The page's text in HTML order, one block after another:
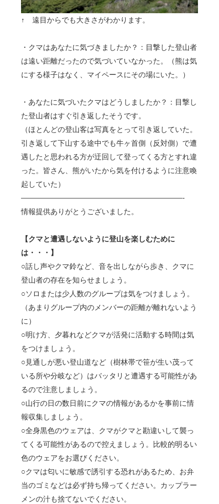
↑ 遠目からでも大きさがわかります。
・クマはあなたに気づきましたか？：目撃した登山者
は遠い距離だったので気づいていなかった。（熊は気
にする様子はなく、マイペースにその場にいた。）
・あなたに気づいたクマはどうしましたか？：目撃し
た登山者はすぐ引き返したそうです。
（ほとんどの登山客は写真をとって引き返していた。
引き返して下山する途中でも牛ヶ首側（反対側）で遭
遇したと思われる方が迂回して登ってくる方とすれ違
った。皆さん、熊がいたから気を付けるように注意喚
起していた）
——————————————————————-
情報提供ありがとうございました。
【クマと遭遇しないように登山を楽しむために
は・・・】
○話し声やクマ鈴など、音を出しながら歩き、クマに
登山者の存在を知らせましょう。
○ソロまたは少人数のグループは気をつけましょう。
（あまりグループ内のメンバーの距離が離れないよう
に）
○明け方、夕暮れなどクマが活発に活動する時間は気
をつけましょう。
○見通しが悪い登山道など（樹林帯で笹が生い茂って
いる所や分岐など）はバッタリと遭遇する可能性があ
るので注意しましょう。
○山行の日の数日前にクマの情報があるかを事前に情
報収集しましょう。
○全身黒色のウェアは、クマがクマと勘違いして襲っ
てくる可能性があるので控えましょう。比較的明るい
色のウェアをお選びください。
○クマは匂いに敏感で誘引する恐れがあるため、お弁
当のゴミなどは必ず持ち帰ってください。カップラー
メンの汁も捨てないでください。